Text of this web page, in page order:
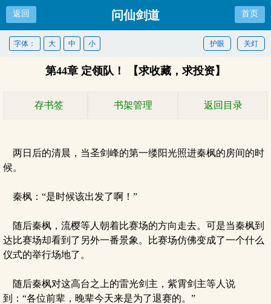
返回 问仙剑道 首页
关灯
护眼
字体： 大 中 小
第44章 定领队！ 【求收藏，求投资】
存书签 书架管理 返回目录
两日后的清晨，当圣剑峰的第一缕阳光照进秦枫的房间的时
候。
秦枫：“是时候该出发了啊！”
随后秦枫，流樱等人朝着比赛场的方向走去。可是当秦枫到
达比赛场却看到了另外一番景象。比赛场仿佛变成了一个什么
仪式的举行场地了。
随后秦枫对这高台之上的雷光剑主，紫霄剑主等人说
到：“各位前辈，晚辈今天来是为了退赛的。”